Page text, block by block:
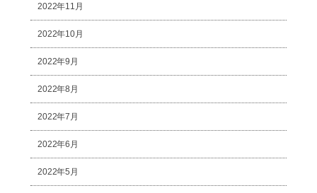
2022年11月
2022年10月
2022年9月
2022年8月
2022年7月
2022年6月
2022年5月